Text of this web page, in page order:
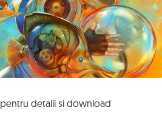
detalii si download